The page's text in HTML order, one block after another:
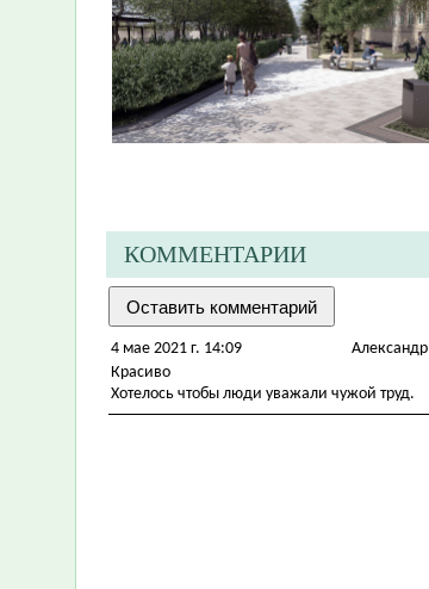
КОММЕНТАРИИ
4 мае 2021 г. 14:09
Александр
Красиво
Хотелось чтобы люди уважали чужой труд.